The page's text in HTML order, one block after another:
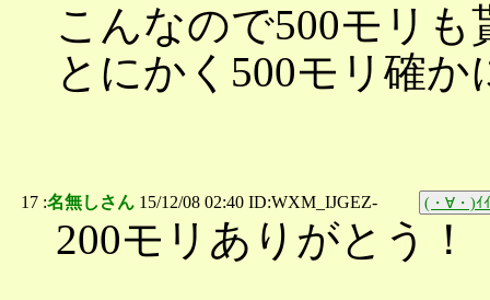
こんなので500モリ
とにかく500モリ確
17 :名無しさん 15/12/08 02:40 ID:WXM_IJGEZ- (・∀・)ｲ
200モリありがとう！